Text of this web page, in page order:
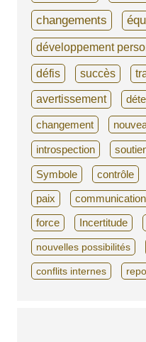
changements
développement
défis succès
avertissement
changement
introspection
Symbole contrôle
paix communication
force Incertitude
nouvelles possibilités
conflits internes